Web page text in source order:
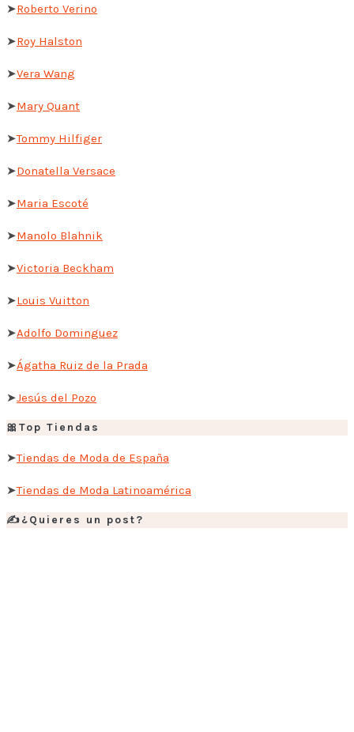
➤Roberto Verino
➤Roy Halston
➤Vera Wang
➤Mary Quant
➤Tommy Hilfiger
➤Donatella Versace
➤Maria Escoté
➤Manolo Blahnik
➤Victoria Beckham
➤Louis Vuitton
➤Adolfo Dominguez
➤Ágatha Ruiz de la Prada
➤Jesús del Pozo
🎀Top Tiendas
➤Tiendas de Moda de España
➤Tiendas de Moda Latinoamérica
✍️¿Quieres un post?